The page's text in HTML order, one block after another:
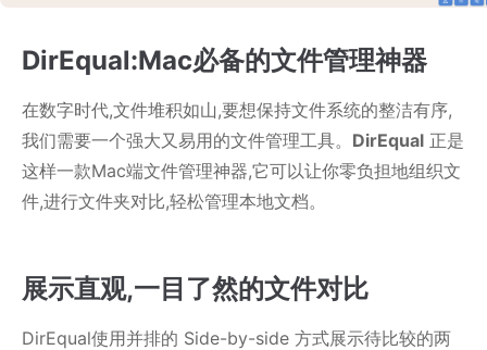
DirEqual:Mac必备的文件管理神器
在数字时代,文件堆积如山,要想保持文件系统的整洁有序,
我们需要一个强大又易用的文件管理工具。 DirEqual 正是
这样一款Mac端文件管理神器,它可以让你零负担地组织文
件,进行文件夹对比,轻松管理本地文档。
展示直观,一目了然的文件对比
DirEqual使用并排的 Side-by-side 方式展示待比较的两